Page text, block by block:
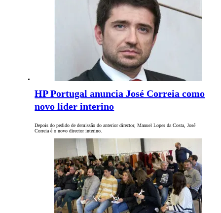
HP Portugal anuncia José Correia como
novo líder interino
Depois do pedido de demissão do anterior director, Manuel Lopes da Costa, José
Correia é o novo director interino.